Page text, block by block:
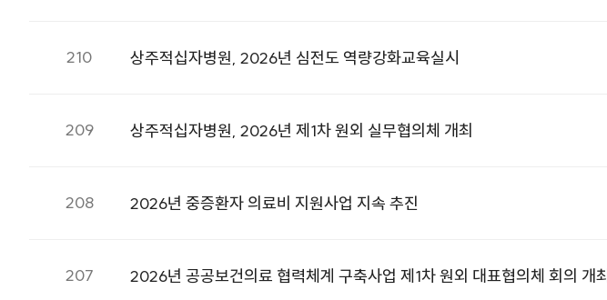
210 상주적십자병원, 2026년 심전도 역량강화교육실시
209 상주적십자병원, 2026년 제1차 원외 실무협의체 개최
208 2026년 중증환자 의료비 지원사업 지속 추진
207 2026년 공공보건의료 협력체계 구축사업 제1차 원외 대표협의체 회의 개최